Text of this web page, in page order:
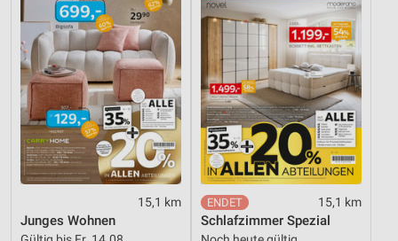
15,1 km
Junges Wohnen
15,1 km
Schlafzimmer Spezial